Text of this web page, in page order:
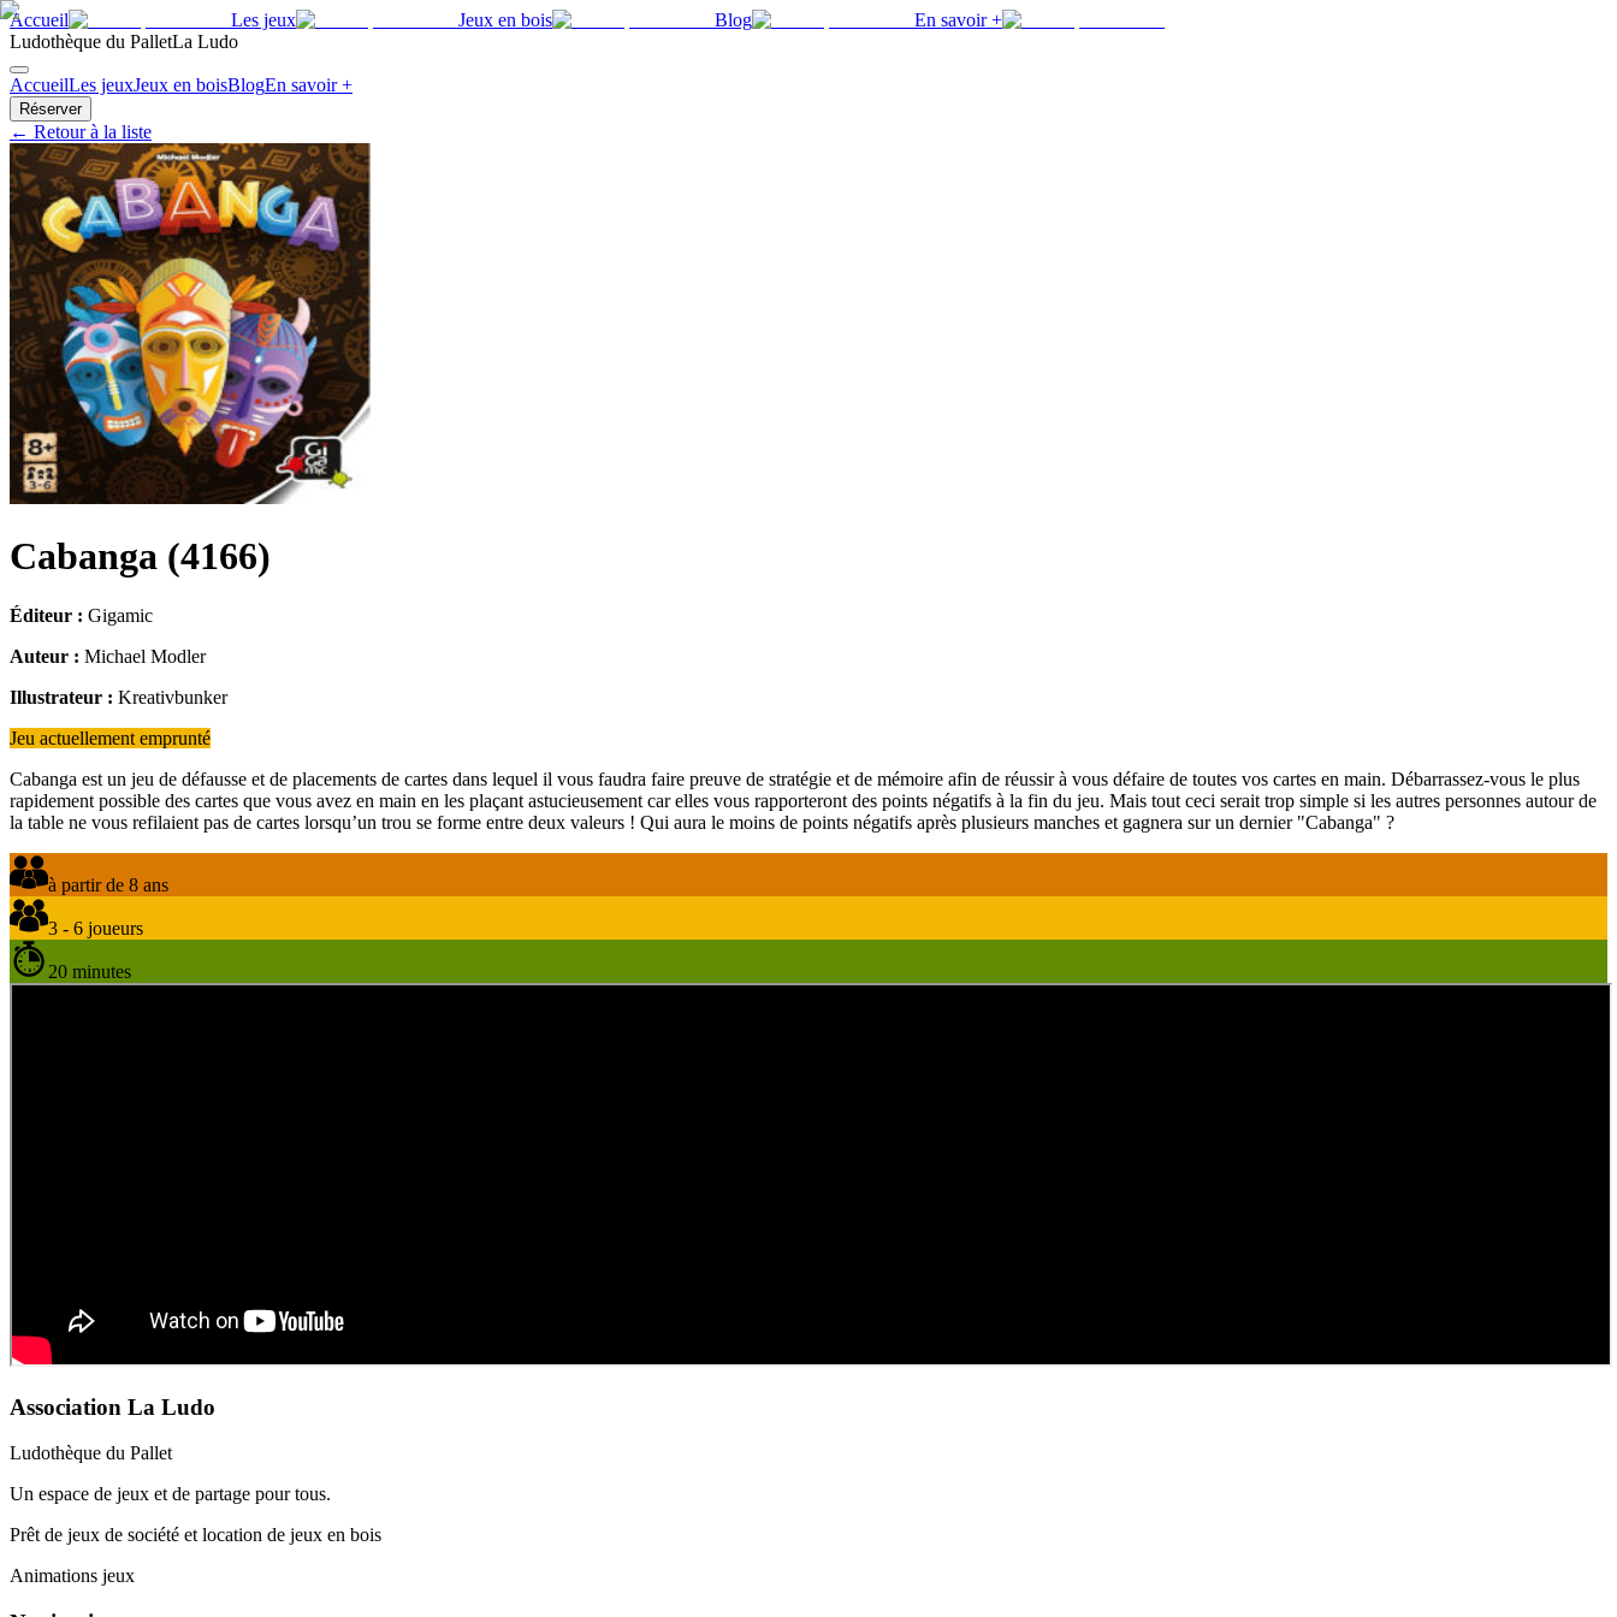
Accueil Les jeux Jeux en bois Blog
En savoir +
Ludothèque du PalletLa Ludo
AccueilLes jeuxJeux en boisBlogEn savoir +
Réserver
← Retour à la liste
Cabanga (4166)
Éditeur : Gigamic
Auteur : Michael Modler
Illustrateur : Kreativbunker
Jeu actuellement emprunté
Cabanga est un jeu de défausse et de placements de cartes dans lequel il vous faudra faire preuve de stratégie et de mémoire afin de réussir à vous défaire de toutes vos cartes en main. Débarrassez-vous le plus
rapidement possible des cartes que vous avez en main en les plaçant astucieusement car elles vous rapporteront des points négatifs à la fin du jeu. Mais tout ceci serait trop simple si les autres personnes autour de
la table ne vous refilaient pas de cartes lorsqu’un trou se forme entre deux valeurs ! Qui aura le moins de points négatifs après plusieurs manches et gagnera sur un dernier "Cabanga" ?
à partir de 8 ans
3 - 6 joueurs
20 minutes
Association La Ludo
Ludothèque du Pallet
Un espace de jeux et de partage pour tous.
Prêt de jeux de société et location de jeux en bois
Animations jeux